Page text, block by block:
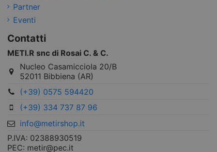
Partner
Eventi
Contatti
METI.R snc di Rosai C. & C.
Nucleo Casamicciola 20/B
52011 Bibbiena (AR)
(+39) 0575 594420
(+39) 334 737 87 96
info@metirshop.it
P.IVA: 02388930519
PEC: metir@pec.it